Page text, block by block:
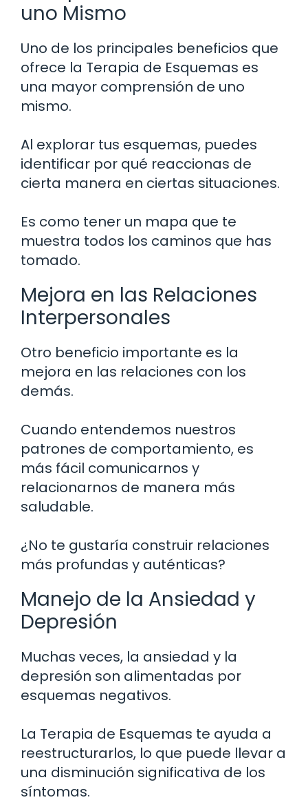
uno Mismo
Uno de los principales beneficios que
ofrece la Terapia de Esquemas es
una mayor comprensión de uno
mismo.
Al explorar tus esquemas, puedes
identificar por qué reaccionas de
cierta manera en ciertas situaciones.
Es como tener un mapa que te
muestra todos los caminos que has
tomado.
Mejora en las Relaciones
Interpersonales
Otro beneficio importante es la
mejora en las relaciones con los
demás.
Cuando entendemos nuestros
patrones de comportamiento, es
más fácil comunicarnos y
relacionarnos de manera más
saludable.
¿No te gustaría construir relaciones
más profundas y auténticas?
Manejo de la Ansiedad y
Depresión
Muchas veces, la ansiedad y la
depresión son alimentadas por
esquemas negativos.
La Terapia de Esquemas te ayuda a
reestructurarlos, lo que puede llevar a
una disminución significativa de los
síntomas.